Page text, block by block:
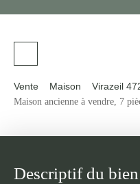
Vente Maison
Virazeil
Maison ancienne à vendre, 7
Descriptif du bien